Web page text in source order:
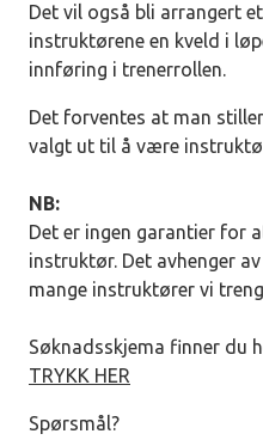
Det vil også bli arrangert
instruktørene en kveld i
innføring i trenerrollen.
Det forventes at man
valgt ut til å være
NB:
Det er ingen garantier for
instruktør. Det avhenger
mange instruktører vi
Søknadsskjema finner du
TRYKK HER
Spørsmål?